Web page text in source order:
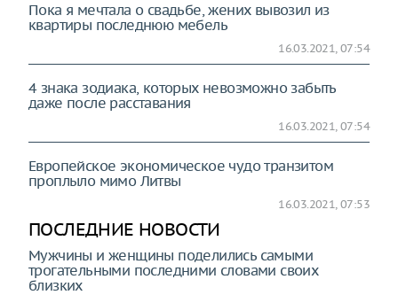
Пока я мечтала о свадьбе, жених вывозил из
квартиры последнюю мебель
16.03.2021, 07:54
4 знака зодиака, которых невозможно забыть
даже после расставания
16.03.2021, 07:54
Европейское экономическое чудо транзитом
проплыло мимо Литвы
16.03.2021, 07:53
ПОСЛЕДНИЕ НОВОСТИ
Мужчины и женщины поделились самыми
трогательными последними словами своих
близких